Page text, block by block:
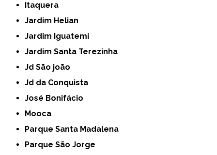
Itaquera
Jardim Helian
Jardim Iguatemi
Jardim Santa Terezinha
Jd São joão
Jd da Conquista
José Bonifácio
Mooca
Parque Santa Madalena
Parque São Jorge